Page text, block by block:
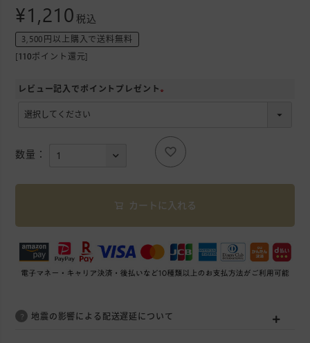
¥1,210 税込
3,500円以上購入で送料無料
[110ポイント還元]
レビュー記入でポイントプレゼント
須
カートに入れる
地震の影響による配送遅延について